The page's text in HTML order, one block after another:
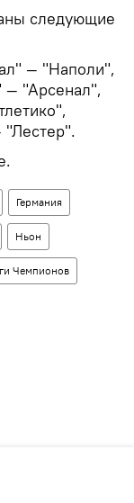
следующие
— "Наполи",
— "Арсенал",
Германия
Ньон
Чемпионов